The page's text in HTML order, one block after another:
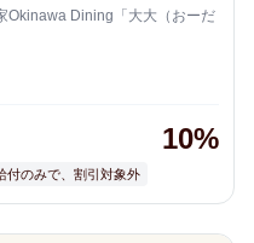
Okinawa Dining「大大（おーだ
10%
付のみで、割引対象外